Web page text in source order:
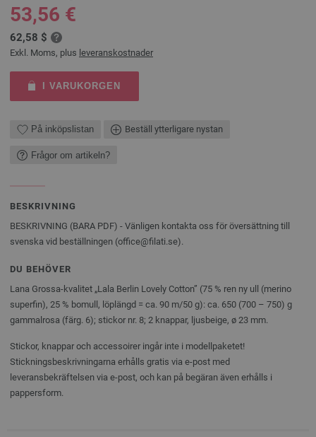
53,56 €
62,58 $
Exkl. Moms, plus leveranskostnader
I VARUKORGEN
På inköpslistan Beställ ytterligare nystan
Frågor om artikeln?
BESKRIVNING
BESKRIVNING (BARA PDF) - Vänligen kontakta oss för översättning till
svenska vid beställningen (office@filati.se).
DU BEHÖVER
Lana Grossa-kvalitet „Lala Berlin Lovely Cotton” (75 % ren ny ull (merino
superfin), 25 % bomull, löplängd = ca. 90 m/50 g): ca. 650 (700 – 750) g
gammalrosa (färg. 6); stickor nr. 8; 2 knappar, ljusbeige, ø 23 mm.
Stickor, knappar och accessoirer ingår inte i modellpaketet!
Stickningsbeskrivningarna erhålls gratis via e-post med
leveransbekräftelsen via e-post, och kan på begäran även erhålls i
pappersform.